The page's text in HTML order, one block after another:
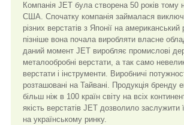
Компанія JET була створена 50 років тому
США. Спочатку компанія займалася
різних верстатів з Японії на
пізніше вона почала виробляти власне
даний момент JET виробляє промислові
металообробні верстати, а так само
верстати і інструменти. Виробничі
розташовані на Тайвані. Продукція бренду
більш ніж в 100 країн світу на всіх
якість верстатів JET дозволило заслужити
на українському ринку.